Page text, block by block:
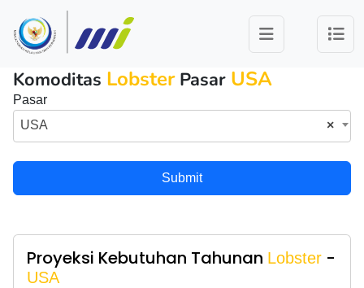
Komoditas LobsterPasar USA
Pasar
×
USA
Submit
Proyeksi Kebutuhan Tahunan Lobster -
USA